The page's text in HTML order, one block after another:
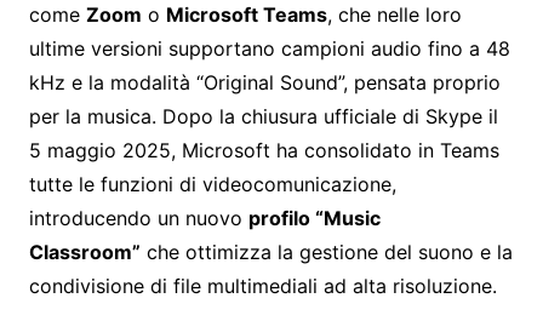
come Zoom o Microsoft Teams, che nelle loro
ultime versioni supportano campioni audio fino a 48
kHz e la modalità “Original Sound”, pensata proprio
per la musica. Dopo la chiusura ufficiale di Skype il
5 maggio 2025, Microsoft ha consolidato in Teams
tutte le funzioni di videocomunicazione,
introducendo un nuovo profilo “Music
Classroom” che ottimizza la gestione del suono e la
condivisione di file multimediali ad alta risoluzione.